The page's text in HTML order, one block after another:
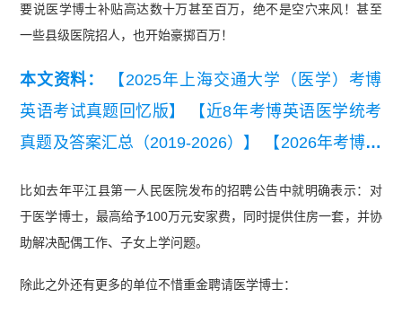
要说医学博士补贴高达数十万甚至百万，绝不是空穴来风！甚至
一些县级医院招人，也开始豪掷百万！
本文资料：
【2025年上海交通大学（医学）考博
英语考试真题回忆版】
【近8年考博英语医学统考
真题及答案汇总（2019-2026）】
【2026年考博英
词】 【2025年全国医学统考考博英语考试真题回
比如去年平江县第一人民医院发布的招聘公告中就明确表示：对
于医学博士，最高给予100万元安家费，同时提供住房一套，并协
助解决配偶工作、子女上学问题。
除此之外还有更多的单位不惜重金聘请医学博士：